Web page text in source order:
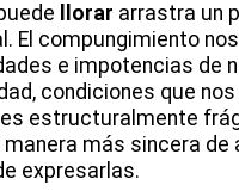
llorar arrastra un
El compungimiento
e impotencias de
condiciones que
estructuralmente
manera más sincera de
expresarlas.